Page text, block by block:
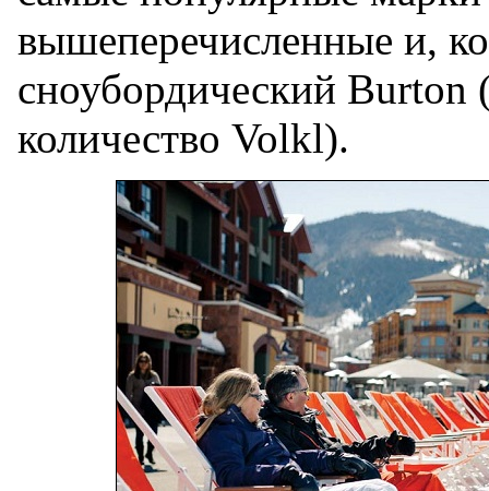
вышеперечисленные и,
сноубордический Burton
количество Volkl).